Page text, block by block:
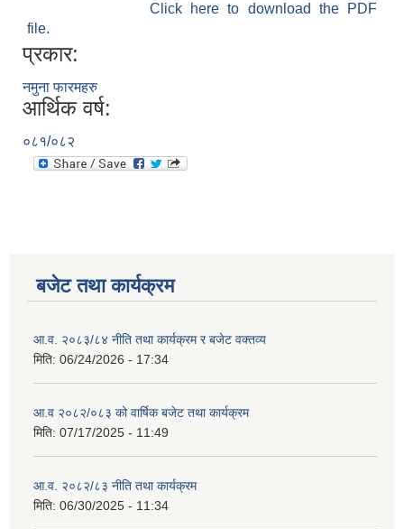
Click here to download the PDF
file.
प्रकार:
नमुना फारमहरु
आर्थिक वर्ष:
०८१/०८२
बजेट तथा कार्यक्रम
आ.व. २०८३/८४ नीति तथा कार्यक्रम र बजेट वक्तव्य
मिति: 06/24/2026 - 17:34
आ.व २०८२/०८३ को वार्षिक बजेट तथा कार्यक्रम
मिति: 07/17/2025 - 11:49
आ.व. २०८२/८३ नीति तथा कार्यक्रम
मिति: 06/30/2025 - 11:34